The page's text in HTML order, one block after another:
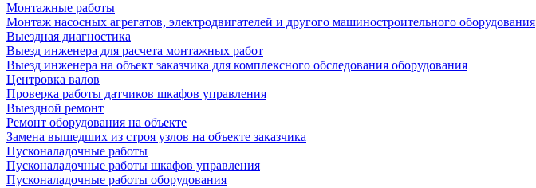
Монтажные работы
Монтаж насосных агрегатов, электродвигателей и другого машиностроительного оборудования
Выездная диагностика
Выезд инженера для расчета монтажных работ
Выезд инженера на объект заказчика для комплексного обследования оборудования
Центровка валов
Проверка работы датчиков шкафов управления
Выездной ремонт
Ремонт оборудования на объекте
Замена вышедших из строя узлов на объекте заказчика
Пусконаладочные работы
Пусконаладочные работы шкафов управления
Пусконаладочные работы оборудования